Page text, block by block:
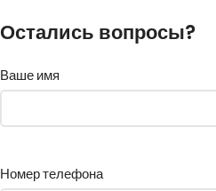
Остались вопросы?
Ваше имя
Номер телефона